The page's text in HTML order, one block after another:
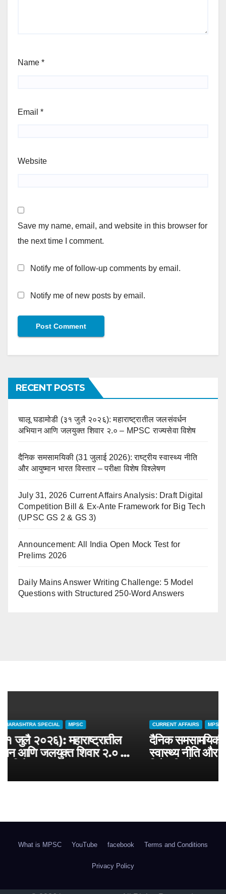
Name *
Email *
Website
Save my name, email, and website in this browser for
the next time I comment.
Notify me of follow-up comments by email.
Notify me of new posts by email.
RECENT POSTS
चालू घडामोडी (३१ जुलै २०२६): महाराष्ट्रातील जलसंवर्धन
अभियान आणि जलयुक्त शिवार २.० – MPSC राज्यसेवा विशेष
दैनिक समसामयिकी (31 जुलाई 2026): राष्ट्रीय स्वास्थ्य नीति
और आयुष्मान भारत विस्तार – परीक्षा विशेष विश्लेषण
July 31, 2026 Current Affairs Analysis: Draft Digital
Competition Bill & Ex-Ante Framework for Big Tech
(UPSC GS 2 & GS 3)
Announcement: All India Open Mock Test for
Prelims 2026
Daily Mains Answer Writing Challenge: 5 Model
Questions with Structured 250-Word Answers
CURRENT AFFAIRS MAHARASHTRA SPECIAL MPSC
चालू घडामोडी (३१ जुलै २०२६): महाराष्ट्रातील
जलसंवर्धन अभियान आणि जलयुक्त शिवार २.० –
What is MPSC YouTube facebook Terms and Conditions
Privacy Policy